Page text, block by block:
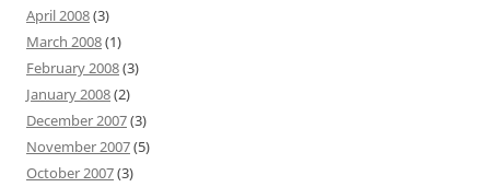
April 2008(3)
March 2008(1)
February 2008(3)
January 2008(2)
December 2007(3)
November 2007(5)
October 2007(3)